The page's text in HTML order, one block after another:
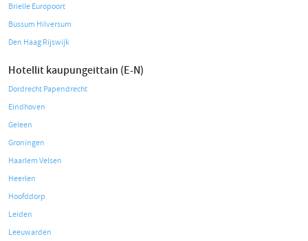
Brielle Europoort
Bussum Hilversum
Den Haag Rijswijk
Hotellit kaupungeittain (E-N)
Dordrecht Papendrecht
Eindhoven
Geleen
Groningen
Haarlem Velsen
Heerlen
Hoofddorp
Leiden
Leeuwarden